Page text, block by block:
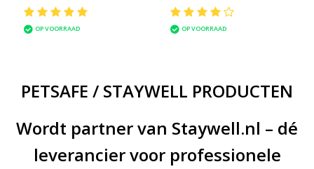
OP VOORRAAD OP VOORRAAD
PETSAFE / STAYWELL PRODUCTEN
Wordt partner van Staywell.nl – dé
leverancier voor professionele